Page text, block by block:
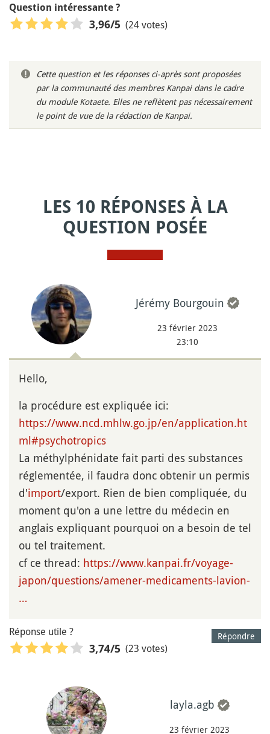
Question intéressante ?
3,96/5 (24 votes)
Cette question et les réponses ci-après sont proposées
par la communauté des membres Kanpai dans le cadre
du module Kotaete. Elles ne reflètent pas nécessairement
le point de vue de la rédaction de Kanpai.
LES 10 RÉPONSES À LA
QUESTION POSÉE
Jérémy Bourgouin
23 février 2023
23:10
Hello,
la procédure est expliquée ici:
https://www.ncd.mhlw.go.jp/en/application.ht
ml#psychotropics
La méthylphénidate fait parti des substances
réglementée, il faudra donc obtenir un permis
d'import/export. Rien de bien compliquée, du
moment qu'on a une lettre du médecin en
anglais expliquant pourquoi on a besoin de tel
ou tel traitement.
cf ce thread: https://www.kanpai.fr/voyage-
japon/questions/amener-medicaments-lavion-
…
Répondre
Réponse utile ?
3,74/5 (23 votes)
layla.agb
23 février 2023